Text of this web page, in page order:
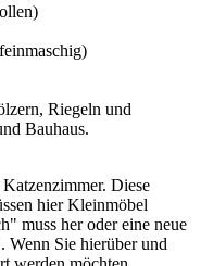
Riegeln und
Bauhaus.
Diese
hier Kleinmöbel
muss her oder eine neue
Wenn Sie hierüber und